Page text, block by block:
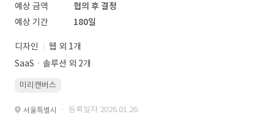
예상 금액
협의 후 결정
예상 기간
180일
디자인
웹 외 1개
SaaSㆍ솔루션 외 2개
미리캔버스
서울특별시 · 등록일자 2026.01.26.